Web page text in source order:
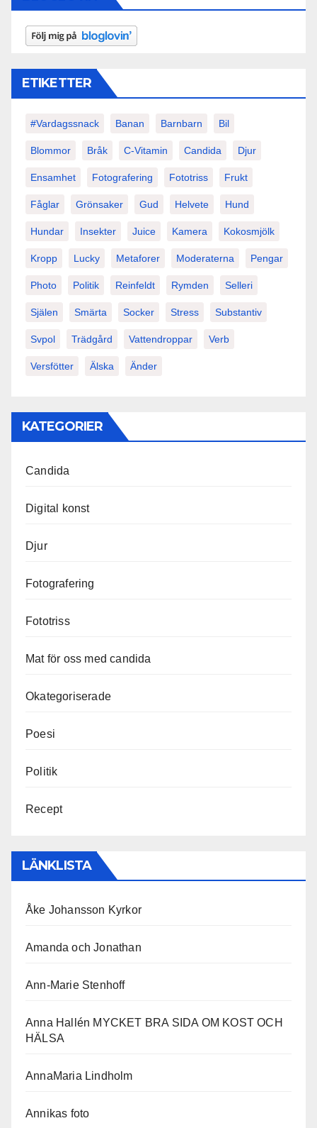
ETIKETTER
#vardagssnack Banan Barnbarn Bil
Blommor Bråk C-Vitamin Candida Djur
Ensamhet Fotografering Fototriss Frukt
Fåglar Grönsaker Gud Helvete Hund
Hundar Insekter Juice Kamera Kokosmjölk
Kropp Lucky Metaforer Moderaterna Pengar
Photo Politik Reinfeldt Rymden Selleri
Själen Smärta Socker Stress Substantiv
Svpol Trädgård Vattendroppar Verb
Versfötter Älska Änder
KATEGORIER
Candida
Digital konst
Djur
Fotografering
Fototriss
Mat för oss med candida
Okategoriserade
Poesi
Politik
Recept
LÄNKLISTA
Åke Johansson Kyrkor
Amanda och Jonathan
Ann-Marie Stenhoff
Anna Hallén MYCKET BRA SIDA OM KOST OCH
HÄLSA
AnnaMaria Lindholm
Annikas foto